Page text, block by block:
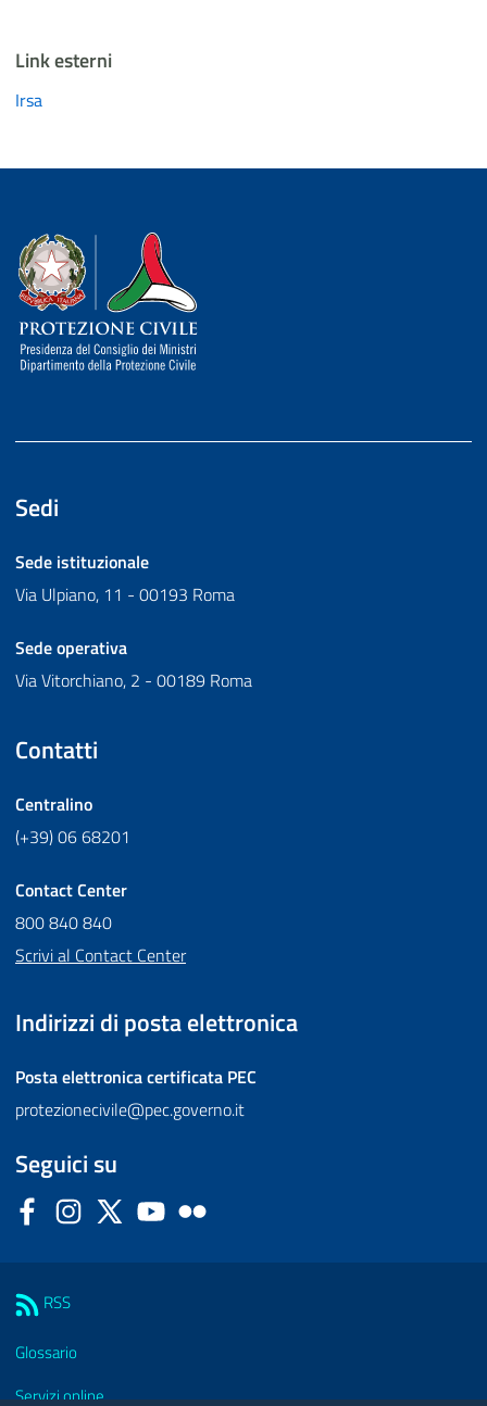
Link esterni
Irsa
Dipartimento della Protezione Civile
Sedi
Sede istituzionale
Via Ulpiano, 11 - 00193 Roma
Sede operativa
Via Vitorchiano, 2 - 00189 Roma
Contatti
Centralino
(+39) 06 68201
Contact Center
800 840 840
Scrivi al Contact Center
Indirizzi di posta elettronica
Posta elettronica certificata PEC
protezionecivile@pec.governo.it
Seguici su
FacebookInstagram
Twitter YouTube
RSS
Glossario
Servizi online